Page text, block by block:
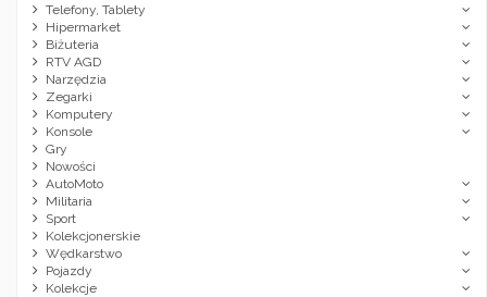
Telefony, Tablety
Hipermarket
Biżuteria
RTV AGD
Narzędzia
Zegarki
Komputery
Konsole
Gry
Nowości
AutoMoto
Militaria
Sport
Kolekcjonerskie
Wędkarstwo
Pojazdy
Kolekcje